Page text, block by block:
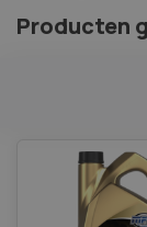
Producten